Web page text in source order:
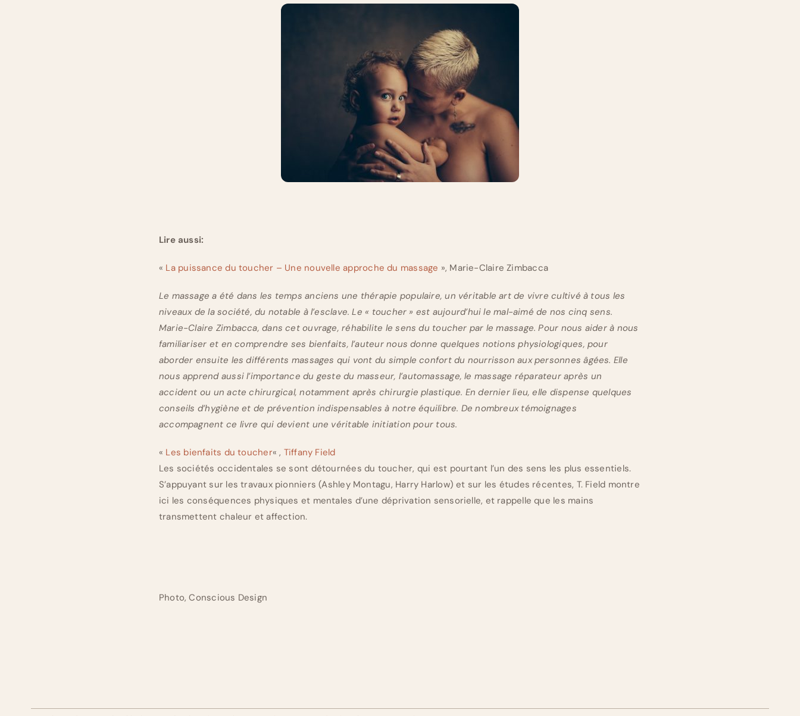
Lire aussi:
« La puissance du toucher – Une nouvelle approche du massage », Marie-Claire Zimbacca
Le massage a été dans les temps anciens une thérapie populaire, un véritable art de vivre cultivé à tous les
niveaux de la société, du notable à l’esclave. Le « toucher » est aujourd’hui le mal-aimé de nos cinq sens.
Marie-Claire Zimbacca, dans cet ouvrage, réhabilite le sens du toucher par le massage. Pour nous aider à nous
familiariser et en comprendre ses bienfaits, l’auteur nous donne quelques notions physiologiques, pour
aborder ensuite les différents massages qui vont du simple confort du nourrisson aux personnes âgées. Elle
nous apprend aussi l’importance du geste du masseur, l’automassage, le massage réparateur après un
accident ou un acte chirurgical, notamment après chirurgie plastique. En dernier lieu, elle dispense quelques
conseils d’hygiène et de prévention indispensables à notre équilibre. De nombreux témoignages
accompagnent ce livre qui devient une véritable initiation pour tous.
« Les bienfaits du toucher« , Tiffany Field
Les sociétés occidentales se sont détournées du toucher, qui est pourtant l’un des sens les plus essentiels.
S’appuyant sur les travaux pionniers (Ashley Montagu, Harry Harlow) et sur les études récentes, T. Field montre
ici les conséquences physiques et mentales d’une déprivation sensorielle, et rappelle que les mains
transmettent chaleur et affection.
Photo, Conscious Design